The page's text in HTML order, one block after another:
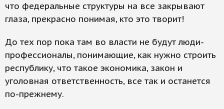
что федеральные структуры на все закрывают
глаза, прекрасно понимая, кто это творит!
До тех пор пока там во власти не будут люди-
профессионалы, понимающие, как нужно строить
республику, что такое экономика, закон и
уголовная ответственность, все так и останется
по-прежнему.